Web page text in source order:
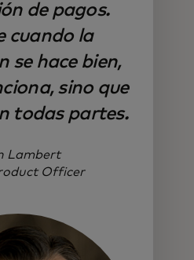
de pagos.
cuando la
se hace bien,
sino que
todas partes.
Lambert
Officer